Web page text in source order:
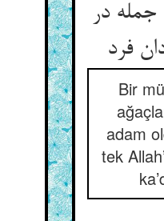
در
فرد
Bir
adam
tek